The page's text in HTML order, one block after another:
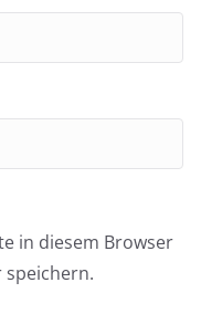
in diesem Browser